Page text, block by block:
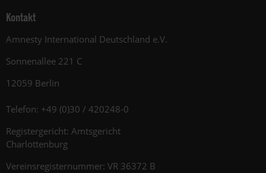
Kontakt
Amnesty International Deutschland e.V.
Sonnenallee 221 C
12059 Berlin
Telefon: +49 (0)30 / 420248-0
Registergericht: Amtsgericht
Charlottenburg
Vereinsregisternummer: VR 36372 B